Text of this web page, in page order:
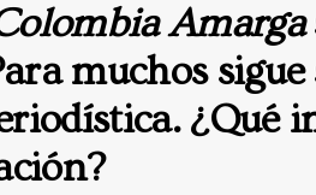
Amarga
muchos
¿Qué